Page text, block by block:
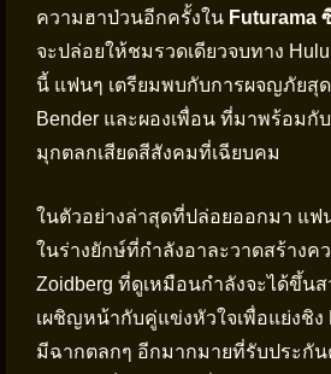
ความฮาป่วนอีกครั้งใน Futurama
จะปล่อยให้ชมรวดเดียวจบทาง
นี้ แฟนๆ เตรียมพบกับการผจญภัยสุด
Bender และผองเพื่อน ที่มาพร้อมกั
มุกตลกเสียดสีสังคมที่เฉียบคม
ในตัวอย่างล่าสุดที่ปล่อยออกมา แฟ
ในร่างยักษ์ที่กำลังอาละวาดสร้างค
Zoidberg ที่ดูเหมือนกำลังจะได้ขึ้น
เผชิญหน้ากับคู่แข่งหัวใจเพื่อแย่งชิง
มีฉากตลกๆ อีกมากมายที่รับประกัน